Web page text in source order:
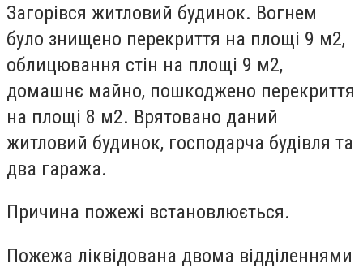
Загорівся житловий будинок. Вогнем
було знищено перекриття на площі 9 м2,
облицювання стін на площі 9 м2,
домашнє майно, пошкоджено перекриття
на площі 8 м2. Врятовано даний
житловий будинок, господарча будівля та
два гаража.
Причина пожежі встановлюється.
Пожежа ліквідована двома відділеннями